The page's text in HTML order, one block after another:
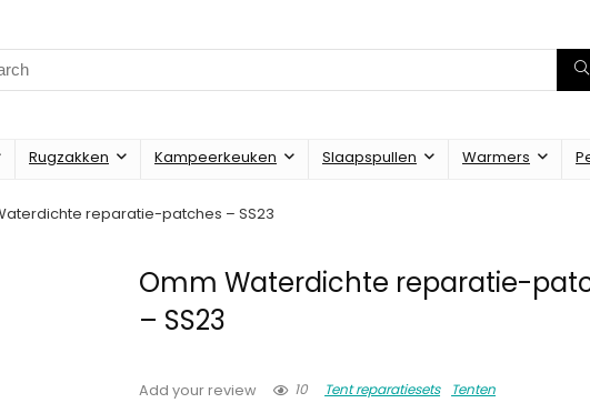
Rugzakken Kampeerkeuken Slaapspullen Warmers
reparatie-patches – SS23
Omm Waterdichte reparatie-
– SS23
Add your review 10 Tent reparatiesets Tenten